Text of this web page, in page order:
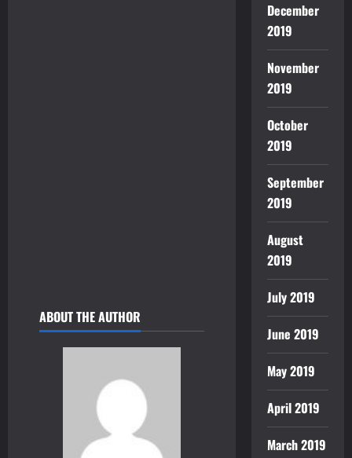
ABOUT THE AUTHOR
December
2019
November
2019
October
2019
September
2019
August
2019
July 2019
June 2019
May 2019
April 2019
March 2019